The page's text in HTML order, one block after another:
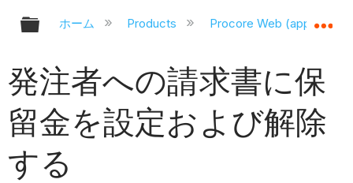
グローバル階層を展開/折りたたむ
ホーム Products Procore Web
発注者への請求書に保
留金を設定および解除
する